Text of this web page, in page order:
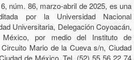
núm. 86, marzo-abril de 2025, es una
por la Universidad Nacional
Universitaria, Delegación Coyoacán,
por medio del Instituto de
Mario de la Cueva s/n, Ciudad